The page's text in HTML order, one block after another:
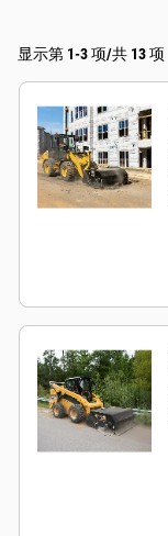
显示第 1-3 项/共 13 项